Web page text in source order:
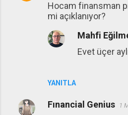
Hocam finansman
mi açıklanıyor?
YANITLA
Mahfi
Evet üçer
Fınancial Genius 1